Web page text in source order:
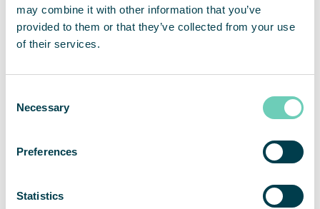
may combine it with other information that you’ve
provided to them or that they’ve collected from your use
of their services.
Selection
Necessary
Preferences
Statistics
Fullständiga villkor och anvisningar avseende Erbjudandet
återfinns i det prospekt som Bolaget har upprättat med
anledning av Erbjudandet. Prospektet har idag godkänts
och registrerats av Finansinspektionen i enlighet med
www.qleanair.com).
Prospektet kommer även finnas
www.aktieinvest.se)
publiceras i Finansinspektionens prospektregister,
www.fi.se/sv/vara-register/prospektregistret/.